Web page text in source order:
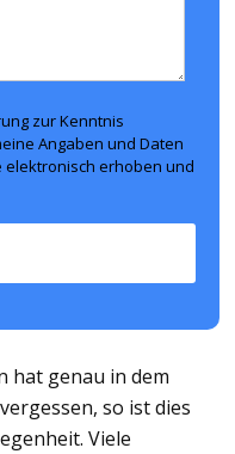
zur Kenntnis
Angaben und Daten
elektronisch erhoben und
hat genau in dem
so ist dies
Viele